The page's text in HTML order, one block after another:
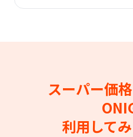
スーパー価
利用して